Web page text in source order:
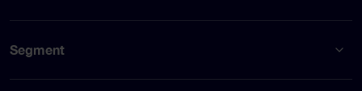
Segment